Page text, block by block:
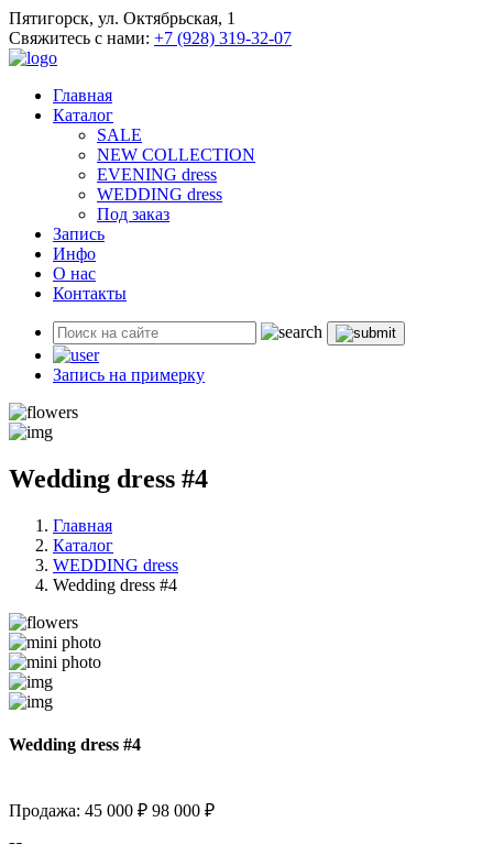
Пятигорск, ул. Октябрьская, 1
Свяжитесь с нами: +7 (928) 319-32-07
Главная
Каталог
SALE
NEW COLLECTION
EVENING dress
WEDDING dress
Под заказ
Запись
Инфо
О нас
Контакты
Запись на примерку
Wedding dress #4
Главная
Каталог
WEDDING dress
Wedding dress #4
Wedding dress #4
Продажа: 45 000 ₽ 98 000 ₽